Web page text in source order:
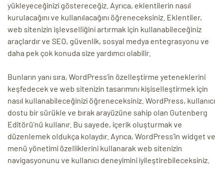
yükleyeceğinizi göstereceğiz. Ayrıca, eklentilerin nasıl
kurulacağını ve kullanılacağını öğreneceksiniz. Eklentiler,
web sitenizin işlevselliğini artırmak için kullanabileceğiniz
araçlardır ve SEO, güvenlik, sosyal medya entegrasyonu ve
daha pek çok konuda size yardımcı olabilir.
Bunların yanı sıra, WordPress’in özelleştirme yeteneklerini
keşfedecek ve web sitenizin tasarımını kişiselleştirmek için
nasıl kullanabileceğinizi öğreneceksiniz. WordPress, kullanıcı
dostu bir sürükle ve bırak arayüzüne sahip olan Gutenberg
Editörü’nü kullanır. Bu sayede, içerik oluşturmak ve
düzenlemek oldukça kolaydır. Ayrıca, WordPress’in widget ve
menü yönetimi özelliklerini kullanarak web sitenizin
navigasyonunu ve kullanıcı deneyimini iyileştirebileceksiniz.